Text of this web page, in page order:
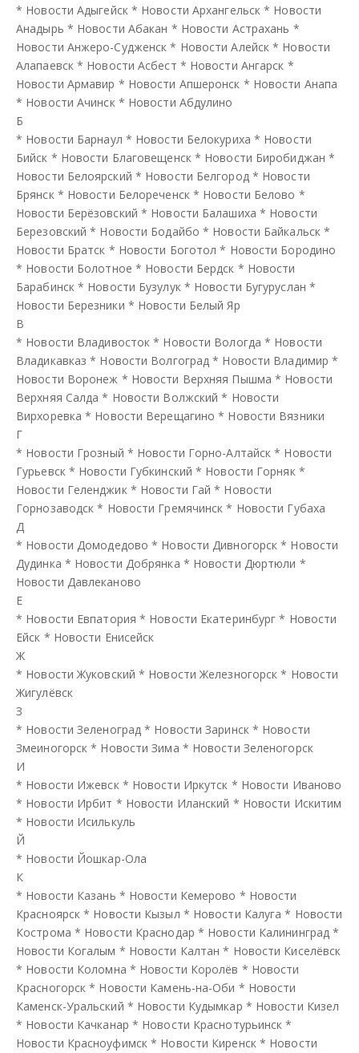
* Новости Адыгейск * Новости Архангельск * Новости
Анадырь * Новости Абакан * Новости Астрахань *
Новости Анжеро-Судженск * Новости Алейск * Новости
Алапаевск * Новости Асбест * Новости Ангарск *
Новости Армавир * Новости Апшеронск * Новости Анапа
* Новости Ачинск * Новости Абдулино
Б
* Новости Барнаул * Новости Белокуриха * Новости
Бийск * Новости Благовещенск * Новости Биробиджан *
Новости Белоярский * Новости Белгород * Новости
Брянск * Новости Белореченск * Новости Белово *
Новости Берёзовский * Новости Балашиха * Новости
Березовский * Новости Бодайбо * Новости Байкальск *
Новости Братск * Новости Боготол * Новости Бородино
* Новости Болотное * Новости Бердск * Новости
Барабинск * Новости Бузулук * Новости Бугуруслан *
Новости Березники * Новости Белый Яр
В
* Новости Владивосток * Новости Вологда * Новости
Владикавказ * Новости Волгоград * Новости Владимир *
Новости Воронеж * Новости Верхняя Пышма * Новости
Верхняя Салда * Новости Волжский * Новости
Вирхоревка * Новости Верещагино * Новости Вязники
Г
* Новости Грозный * Новости Горно-Алтайск * Новости
Гурьевск * Новости Губкинский * Новости Горняк *
Новости Геленджик * Новости Гай * Новости
Горнозаводск * Новости Гремячинск * Новости Губаха
Д
* Новости Домодедово * Новости Дивногорск * Новости
Дудинка * Новости Добрянка * Новости Дюртюли *
Новости Давлеканово
Е
* Новости Евпатория * Новости Екатеринбург * Новости
Ейск * Новости Енисейск
Ж
* Новости Жуковский * Новости Железногорск * Новости
Жигулёвск
З
* Новости Зеленоград * Новости Заринск * Новости
Змеиногорск * Новости Зима * Новости Зеленогорск
И
* Новости Ижевск * Новости Иркутск * Новости Иваново
* Новости Ирбит * Новости Иланский * Новости Искитим
* Новости Исилькуль
Й
* Новости Йошкар-Ола
К
* Новости Казань * Новости Кемерово * Новости
Красноярск * Новости Кызыл * Новости Калуга * Новости
Кострома * Новости Краснодар * Новости Калининград *
Новости Когалым * Новости Калтан * Новости Киселёвск
* Новости Коломна * Новости Королёв * Новости
Красногорск * Новости Камень-на-Оби * Новости
Каменск-Уральский * Новости Кудымкар * Новости Кизел
* Новости Качканар * Новости Краснотурьинск *
Новости Красноуфимск * Новости Киренск * Новости